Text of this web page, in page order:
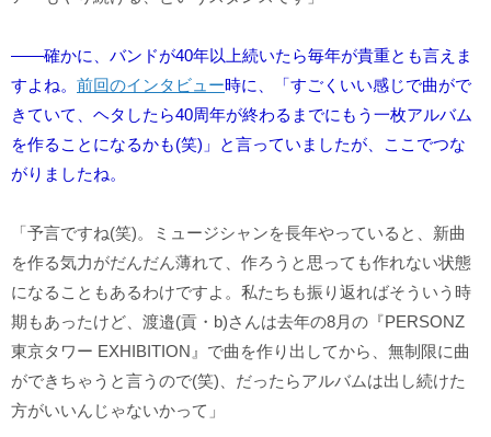
――確かに、バンドが40年以上続いたら毎年が貴重とも言えま
すよね。 前回のインタビュー時に、「すごくいい感じで曲がで
きていて、ヘタしたら40周年が終わるまでにもう一枚アルバム
を作ることになるかも(笑)」と言っていましたが、ここでつな
がりましたね。
「予言ですね(笑)。ミュージシャンを長年やっていると、新曲
を作る気力がだんだん薄れて、作ろうと思っても作れない状態
になることもあるわけですよ。私たちも振り返ればそういう時
期もあったけど、渡邉(貢・b)さんは去年の8月の『PERSONZ
東京タワー EXHIBITION』で曲を作り出してから、無制限に曲
ができちゃうと言うので(笑)、だったらアルバムは出し続けた
方がいいんじゃないかって」